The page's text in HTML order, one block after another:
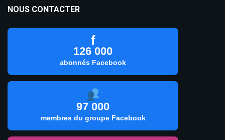
NOUS CONTACTER
f
126 000
abonnés Facebook
97 000
membres du groupe Facebook